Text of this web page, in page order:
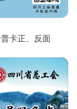
卡正、反面